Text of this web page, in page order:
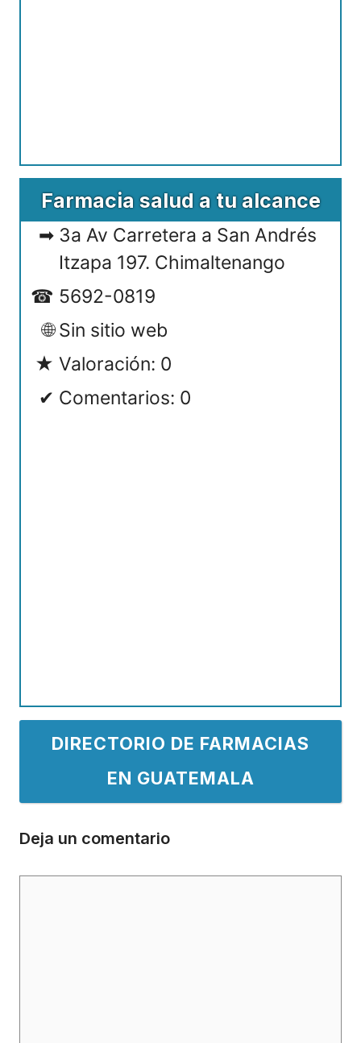
Farmacia salud a tu alcance
3a Av Carretera a San Andrés
Itzapa 197. Chimaltenango
5692-0819
Sin sitio web
Valoración: 0
Comentarios: 0
DIRECTORIO DE FARMACIAS
EN GUATEMALA
Deja un comentario